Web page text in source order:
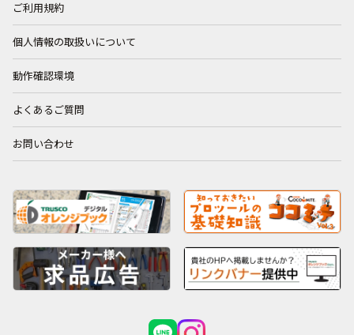
ご利用規約
個人情報の取扱いについて
動作確認環境
よくあるご質問
お問い合わせ